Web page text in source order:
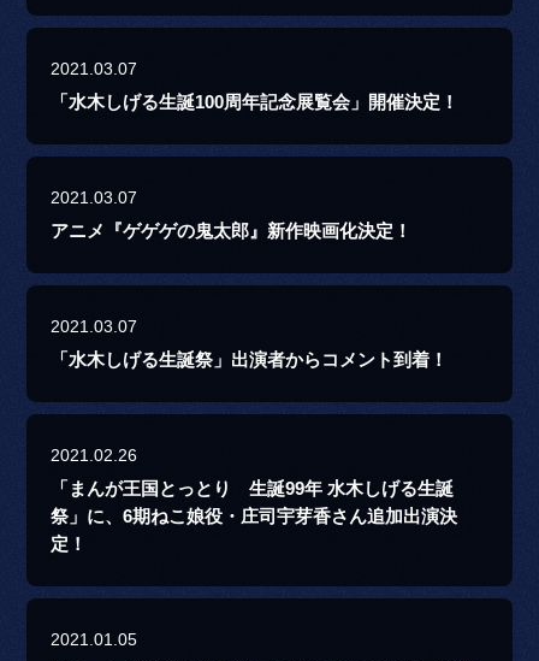
2021.03.07
「水木しげる生誕100周年記念展覧会」開催決定！
2021.03.07
アニメ『ゲゲゲの鬼太郎』新作映画化決定！
2021.03.07
「水木しげる生誕祭」出演者からコメント到着！
2021.02.26
「まんが王国とっとり 生誕99年 水木しげる生誕
祭」に、6期ねこ娘役・庄司宇芽香さん追加出演決
定！
2021.01.05